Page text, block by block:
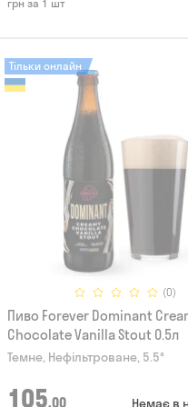
грн за 1 шт
(0)
Тільки онлайн
Пиво Forever Dominant
Chocolate Vanilla Stout 0.5л
Темне, Нефільтроване, 5.5°
105,00 Немає в